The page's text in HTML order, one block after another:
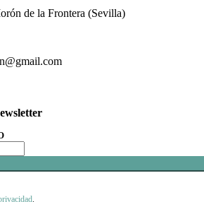
de la Frontera (Sevilla)
.